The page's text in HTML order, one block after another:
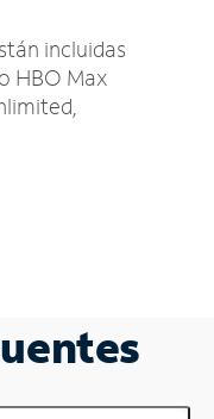
incluidas
HBO Max